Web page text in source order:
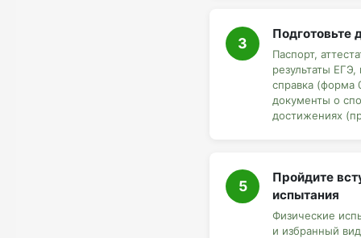
3
Подготовьте
Паспорт,
результаты
справка (форма
документы о
достижениях
5
Пройдите
испытания
Физические
и избранный